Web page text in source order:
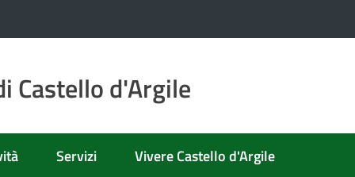
Castello d'Argile
Servizi Vivere Castello d'Argile